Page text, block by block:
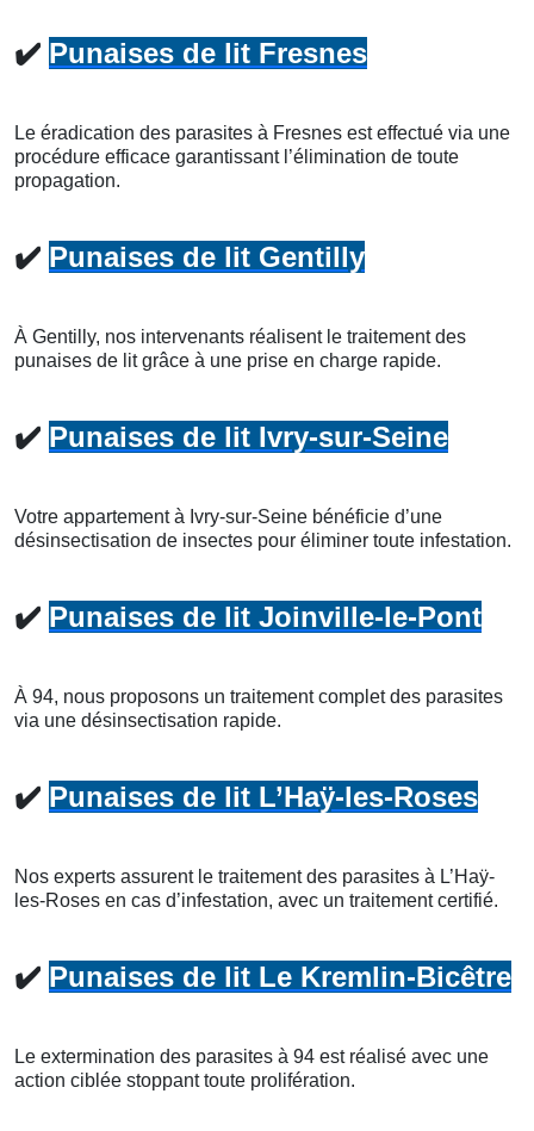
✔️ Punaises de lit Fresnes
Le éradication des parasites à Fresnes est effectué via une
procédure efficace garantissant l’élimination de toute
propagation.
✔️ Punaises de lit Gentilly
À Gentilly, nos intervenants réalisent le traitement des
punaises de lit grâce à une prise en charge rapide.
✔️ Punaises de lit Ivry-sur-Seine
Votre appartement à Ivry-sur-Seine bénéficie d’une
désinsectisation de insectes pour éliminer toute infestation.
✔️ Punaises de lit Joinville-le-Pont
À 94, nous proposons un traitement complet des parasites
via une désinsectisation rapide.
✔️ Punaises de lit L’Haÿ-les-Roses
Nos experts assurent le traitement des parasites à L’Haÿ-
les-Roses en cas d’infestation, avec un traitement certifié.
✔️ Punaises de lit Le Kremlin-Bicêtre
Le extermination des parasites à 94 est réalisé avec une
action ciblée stoppant toute prolifération.